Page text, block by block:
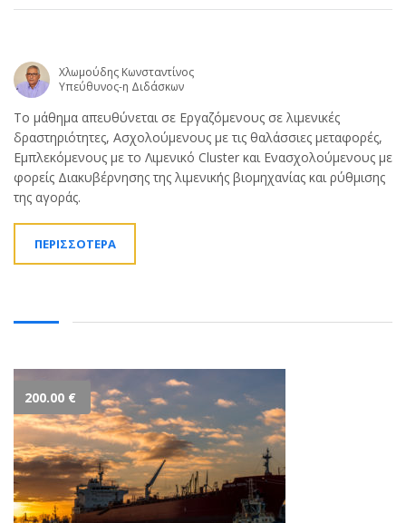
Χλωμούδης Κωνσταντίνος
Υπεύθυνος-η Διδάσκων
Το μάθημα απευθύνεται σε Εργαζόμενους σε λιμενικές
δραστηριότητες, Ασχολούμενους με τις θαλάσσιες μεταφορές,
Εμπλεκόμενους με το Λιμενικό Cluster και Ενασχολούμενους με
φορείς Διακυβέρνησης της λιμενικής βιομηχανίας και ρύθμισης
της αγοράς.
ΠΕΡΙΣΣΟΤΕΡΑ
200.00 €